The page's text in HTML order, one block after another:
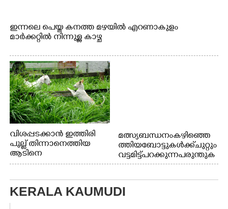
ഇന്നലെ പെയ്ത കനത്ത മഴയിൽ എറണാകുളം
മാർക്കറ്റിൽ നിന്നുള്ള കാഴ്ച
വിശപ്പടക്കാൻ ഇത്തിരി
പുല്ല് തിന്നാനെത്തിയ
ആടിനെ
ആക്രമിക്കാനൊരുങ്ങുന്ന
എറണാകുളം
വാത്തുരുത്തിയിൽ
നിന്നുള്ള കാഴ്ച
മത്സ്യബന്ധനം കഴിഞ്ഞെ
ത്തിയ ബോട്ടുകൾക്ക് ചുറ്റും
വട്ടമിട്ട് പറക്കുന്ന പരുന്തുക
ൾ. എറണാകുളം കാളമുക്ക്
KERALA KAUMUDI